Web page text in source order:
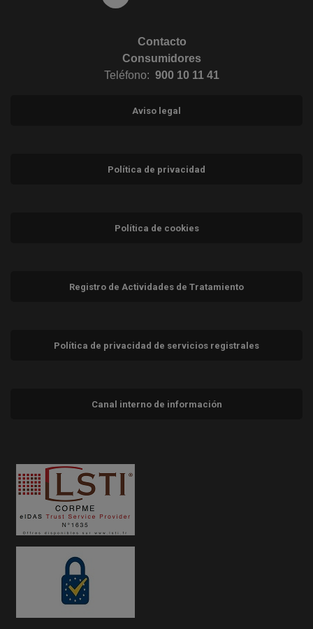
Contacto
Consumidores
Teléfono: 900 10 11 41
Aviso legal
Política de privacidad
Política de cookies
Registro de Actividades de Tratamiento
Política de privacidad de servicios registrales
Canal interno de información